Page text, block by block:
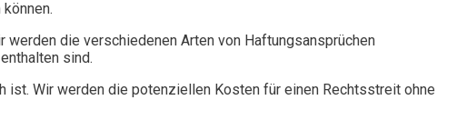
die verschiedenen Arten von Haftungsansprüchen
sind.
ist. Wir werden die potenziellen Kosten für einen Rechtsstreit ohne